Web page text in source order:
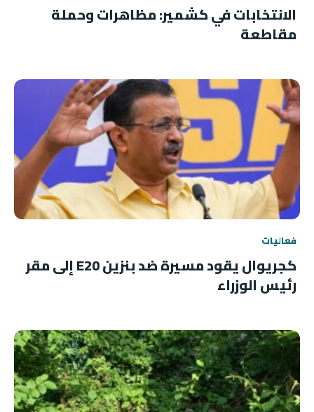
الانتخابات في كشمير: مظاهرات وحملة
مقاطعة
فعاليات
كجريوال يقود مسيرة ضد بنزين E20 إلى مقر
رئيس الوزراء